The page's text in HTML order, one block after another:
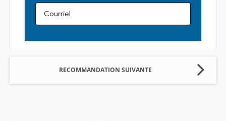
Courriel
RECOMMANDATION SUIVANTE